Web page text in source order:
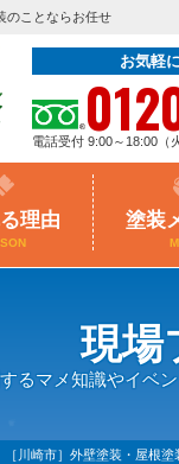
のことならお任せ
お気軽
電話受付 9:00～18:00（
理由 塗装
現場
るマメ知識やイベ
［川崎市］外壁塗装・屋根